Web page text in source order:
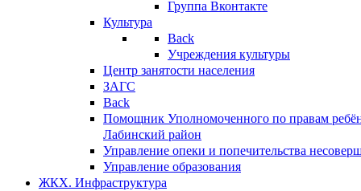
Группа Вконтакте
Культура
Back
Учреждения культуры
Центр занятости населения
ЗАГС
Back
Помощник Уполномоченного по правам
Лабинский район
Управление опеки и попечительства
Управление образования
ЖКХ. Инфраструктура